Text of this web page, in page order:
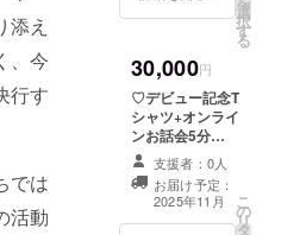
添え
、今
行す
では
活動
シャツ サイズ：
S-LL (その他サ
イズをご希望の
方はご相談くだ
さい) カラー展
開：白 デザイ
ン：後ほど公開
備考欄にニック
ネーム、
選
択
す
る
30,000円
♡デビュー記念T
シャツ+オンライ
ンお話会5分
(zoom)+推しメ
ンアクリルスタ
ンド+囲みチェキ
・(ワンマンライ
ブ開催が決定し
支援者：0人
お届け予定：
2025年11月
こ
の
リ
タ